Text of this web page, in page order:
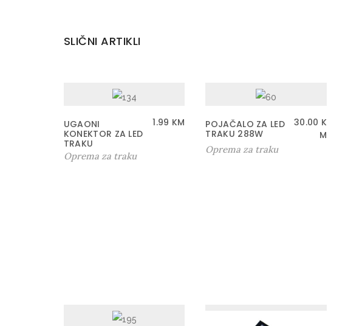
SLIČNI ARTIKLI
UGAONI
KONEKTOR ZA LED
TRAKU
1.99 KM
Oprema za traku
POJAČALO ZA LED
TRAKU 288W
30.00 K
M
Oprema za traku